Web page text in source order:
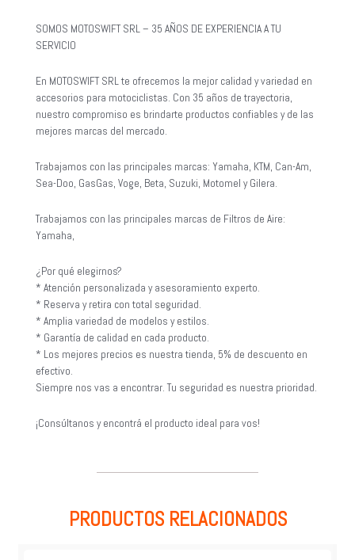
SOMOS MOTOSWIFT SRL – 35 AÑOS DE EXPERIENCIA A TU
SERVICIO
En MOTOSWIFT SRL te ofrecemos la mejor calidad y variedad en
accesorios para motociclistas. Con 35 años de trayectoria,
nuestro compromiso es brindarte productos confiables y de las
mejores marcas del mercado.
Trabajamos con las principales marcas: Yamaha, KTM, Can-Am,
Sea-Doo, GasGas, Voge, Beta, Suzuki, Motomel y Gilera.
Trabajamos con las principales marcas de Filtros de Aire:
Yamaha,
¿Por qué elegirnos?
* Atención personalizada y asesoramiento experto.
* Reserva y retira con total seguridad.
* Amplia variedad de modelos y estilos.
* Garantía de calidad en cada producto.
* Los mejores precios es nuestra tienda, 5% de descuento en
efectivo.
Siempre nos vas a encontrar. Tu seguridad es nuestra prioridad.
¡Consúltanos y encontrá el producto ideal para vos!
PRODUCTOS RELACIONADOS